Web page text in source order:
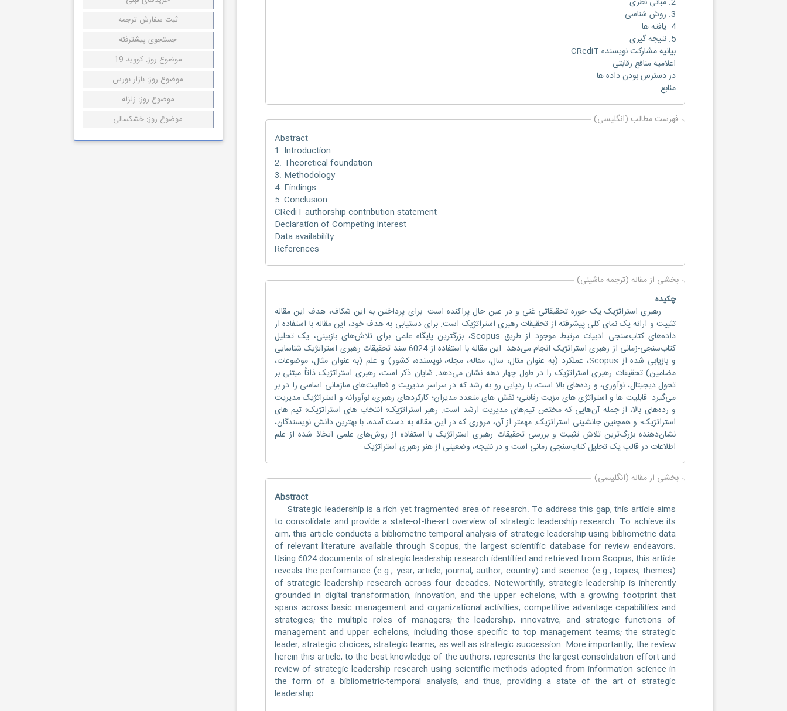
3. روش شناسی
4. یافته ها
5. نتیجه گیری
بیانیه مشارکت نویسنده CRediT
اعلامیه منافع رقابتی
در دسترس بودن داده ها
منابع
فهرست مطالب (انگلیسی)
Abstract
1. Introduction
2. Theoretical foundation
3. Methodology
4. Findings
5. Conclusion
CRediT authorship contribution statement
Declaration of Competing Interest
Data availability
References
بخشی از مقاله (ترجمه ماشینی)
چکیده
رهبری استراتژیک یک حوزه تحقیقاتی غنی و در عین حال پراکنده است. برای پرداختن به این شکاف، هدف این مقاله
تثبیت و ارائه یک نمای کلی پیشرفته از تحقیقات رهبری استراتژیک است. برای دستیابی به هدف خود، این مقاله با استفاده از
داده‌های کتاب‌سنجی ادبیات مرتبط موجود از طریق Scopus، بزرگترین پایگاه علمی برای تلاش‌های بازبینی، یک تحلیل
کتاب‌سنجی-زمانی از رهبری استراتژیک انجام می‌دهد. این مقاله با استفاده از 6024 سند تحقیقات رهبری استراتژیک شناسایی
و بازیابی شده از Scopus، عملکرد (به عنوان مثال، سال، مقاله، مجله، نویسنده، کشور) و علم (به عنوان مثال، موضوعات،
مضامین) تحقیقات رهبری استراتژیک را در طول چهار دهه نشان می‌دهد. شایان ذکر است، رهبری استراتژیک ذاتاً مبتنی بر
تحول دیجیتال، نوآوری، و رده‌های بالا است، با ردپایی رو به رشد که در سراسر مدیریت و فعالیت‌های سازمانی اساسی را در بر
می‌گیرد. قابلیت ها و استراتژی های مزیت رقابتی؛ نقش های متعدد مدیران؛ کارکردهای رهبری، نوآورانه و استراتژیک مدیریت
و رده‌های بالا، از جمله آن‌هایی که مختص تیم‌های مدیریت ارشد است. رهبر استراتژیک؛ انتخاب های استراتژیک؛ تیم های
استراتژیک؛ و همچنین جانشینی استراتژیک. مهمتر از آن، مروری که در این مقاله به دست آمده، با بهترین دانش نویسندگان،
نشان‌دهنده بزرگ‌ترین تلاش تثبیت و بررسی تحقیقات رهبری استراتژیک با استفاده از روش‌های علمی اتخاذ شده از علم
اطلاعات در قالب یک تحلیل کتاب‌سنجی زمانی است و در نتیجه، وضعیتی از هنر رهبری استراتژیک
بخشی از مقاله (انگلیسی)
Abstract
Strategic leadership is a rich yet fragmented area of research. To address this gap, this article aims
to consolidate and provide a state-of-the-art overview of strategic leadership research. To achieve its
aim, this article conducts a bibliometric-temporal analysis of strategic leadership using bibliometric data
of relevant literature available through Scopus, the largest scientific database for review endeavors.
Using 6024 documents of strategic leadership research identified and retrieved from Scopus, this article
reveals the performance (e.g., year, article, journal, author, country) and science (e.g., topics, themes)
of strategic leadership research across four decades. Noteworthily, strategic leadership is inherently
grounded in digital transformation, innovation, and the upper echelons, with a growing footprint that
spans across basic management and organizational activities; competitive advantage capabilities and
strategies; the multiple roles of managers; the leadership, innovative, and strategic functions of
management and upper echelons, including those specific to top management teams; the strategic
leader; strategic choices; strategic teams; as well as strategic succession. More importantly, the review
herein this article, to the best knowledge of the authors, represents the largest consolidation effort and
review of strategic leadership research using scientific methods adopted from information science in
the form of a bibliometric-temporal analysis, and thus, providing a state of the art of strategic
leadership.
ثبت سفارش ترجمه
جستجوی پیشترفته
موضوع روز: کووید 19
موضوع روز: بازار بورس
موضوع روز: زلزله
موضوع روز: خشکسالی